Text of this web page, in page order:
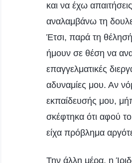
και να έχω
αναλαμβάνω τη
Έτσι, παρά τη
ήμουν σε θέση να
επαγγελματικές
αδυναμίες μου. Αν
εκπαίδευσής μου,
σκέφτηκα ότι αφού
είχα πρόβλημα
Την άλλη μέρα, η